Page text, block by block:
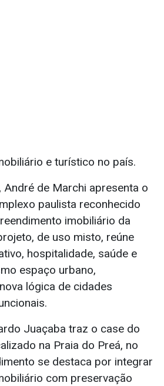
e turístico no país.
de Marchi apresenta o
paulista reconhecido
imobiliário da
de uso misto, reúne
hospitalidade, saúde e
espaço urbano,
lógica de cidades
Juaçaba traz o case do
na Praia do Preá, no
se destaca por integrar
com preservação